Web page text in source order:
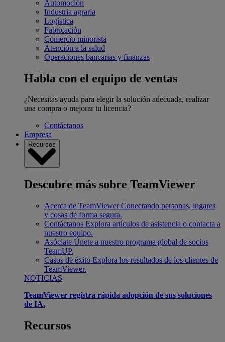
Automoción
Industria agraria
Logística
Fabricación
Comercio minorista
Atención a la salud
Operaciones bancarias y finanzas
Habla con el equipo de ventas
¿Necesitas ayuda para elegir la solución adecuada, realizar
una compra o mejorar tu licencia?
Contáctanos
Empresa
Recursos
Descubre más sobre TeamViewer
Acerca de TeamViewer Conectando personas, lugares
y cosas de forma segura.
Contáctanos Explora artículos de asistencia o contacta a
nuestro equipo.
Asóciate Únete a nuestro programa global de socios
TeamUP.
Casos de éxito Explora los resultados de los clientes de
TeamViewer.
NOTICIAS
TeamViewer registra rápida adopción de sus soluciones
de IA.
Recursos